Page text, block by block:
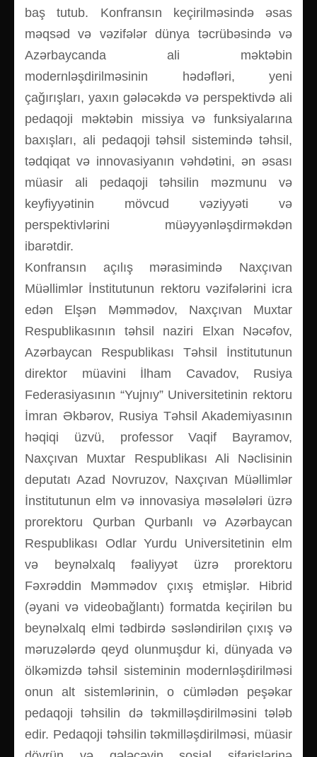
baş tutub. Konfransın keçirilməsində əsas
məqsəd və vəzifələr dünya təcrübəsində və
Azərbaycanda ali məktəbin
modernləşdirilməsinin hədəfləri, yeni
çağırışları, yaxın gələcəkdə və perspektivdə ali
pedaqoji məktəbin missiya və funksiyalarına
baxışları, ali pedaqoji təhsil sistemində təhsil,
tədqiqat və innovasiyanın vəhdətini, ən əsası
müasir ali pedaqoji təhsilin məzmunu və
keyfiyyətinin mövcud vəziyyəti və
perspektivlərini müəyyənləşdirməkdən
ibarətdir.
Konfransın açılış mərasimində Naxçıvan
Müəllimlər İnstitutunun rektoru vəzifələrini icra
edən Elşən Məmmədov, Naxçıvan Muxtar
Respublikasının təhsil naziri Elxan Nəcəfov,
Azərbaycan Respublikası Təhsil İnstitutunun
direktor müavini İlham Cavadov, Rusiya
Federasiyasının “Yujnıy” Universitetinin rektoru
İmran Əkbərov, Rusiya Təhsil Akademiyasının
həqiqi üzvü, professor Vaqif Bayramov,
Naxçıvan Muxtar Respublikası Ali Nəclisinin
deputatı Azad Novruzov, Naxçıvan Müəllimlər
İnstitutunun elm və innovasiya məsələləri üzrə
prorektoru Qurban Qurbanlı və Azərbaycan
Respublikası Odlar Yurdu Universitetinin elm
və beynəlxalq fəaliyyət üzrə prorektoru
Fəxrəddin Məmmədov çıxış etmişlər. Hibrid
(əyani və videobağlantı) formatda keçirilən bu
beynəlxalq elmi tədbirdə səsləndirilən çıxış və
məruzələrdə qeyd olunmuşdur ki, dünyada və
ölkəmizdə təhsil sisteminin modernləşdirilməsi
onun alt sistemlərinin, o cümlədən peşəkar
pedaqoji təhsilin də təkmilləşdirilməsini tələb
edir. Pedaqoji təhsilin təkmilləşdirilməsi, müasir